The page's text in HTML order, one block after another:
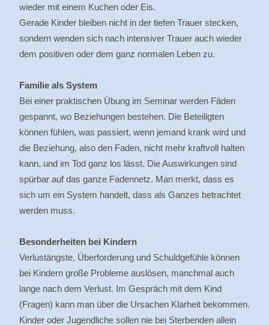
wieder mit einem Kuchen oder Eis.
Gerade Kinder bleiben nicht in der tiefen Trauer stecken,
sondern wenden sich nach intensiver Trauer auch wieder
dem positiven oder dem ganz normalen Leben zu.
Familie als System
Bei einer praktischen Übung im Seminar werden Fäden
gespannt, wo Beziehungen bestehen. Die Beteiligten
können fühlen, was passiert, wenn jemand krank wird und
die Beziehung, also den Faden, nicht mehr kraftvoll halten
kann, und im Tod ganz los lässt. Die Auswirkungen sind
spürbar auf das ganze Fadennetz. Man merkt, dass es
sich um ein System handelt, dass als Ganzes betrachtet
werden muss.
Besonderheiten bei Kindern
Verlustängste, Überforderung und Schuldgefühle können
bei Kindern große Probleme auslösen, manchmal auch
lange nach dem Verlust. Im Gespräch mit dem Kind
(Fragen) kann man über die Ursachen Klarheit bekommen.
Kinder oder Jugendliche sollen nie bei Sterbenden allein